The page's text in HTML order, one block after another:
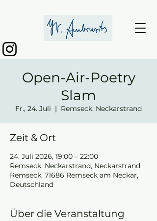
Open-Air-Poetry
Slam
Fr., 24. Juli
  |
Remseck, Neckarstrand
Zeit & Ort
24. Juli 2026, 19:00 – 22:00
Remseck, Neckarstrand, Neckarstrand
Remseck, 71686 Remseck am Neckar,
Deutschland
Über die Veranstaltung